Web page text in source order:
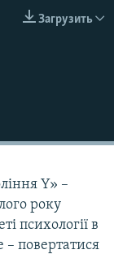
Загрузить
Y» –
року
психології в
– повертатися